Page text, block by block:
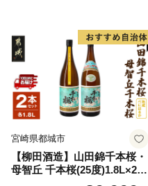
宮崎県都城市
【柳田酒造】山田錦千本桜・
母智丘 千本桜(25度)1.8L×2本
≪みやこんじょ特急便≫_AC